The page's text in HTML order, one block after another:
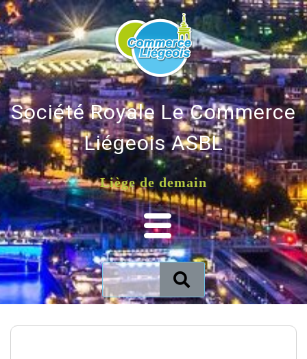
Société Royale Le Commerce
Liégeois ASBL
Liège de demain